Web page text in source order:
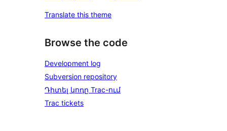
Translate this theme
Browse the code
Development log
Subversion repository
Դիտել կոդը Trac-ում
Trac tickets